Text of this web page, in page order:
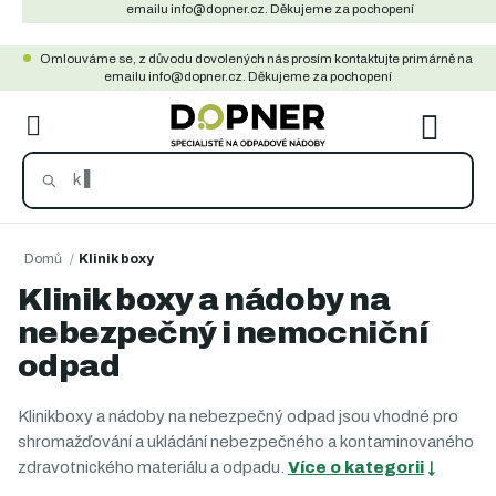
obsah
emailu info@dopner.cz. Děkujeme za pochopení
Omlouváme se, z důvodu dovolených nás prosím kontaktujte primárně na
emailu info@dopner.cz. Děkujeme za pochopení
KOŠÍK
Domů / Klinik boxy
Klinik boxy a nádoby na
nebezpečný i nemocniční
odpad
Klinikboxy a nádoby na nebezpečný odpad jsou vhodné pro
shromažďování a ukládání nebezpečného a kontaminovaného
zdravotnického materiálu a odpadu. Více o kategorii ↓